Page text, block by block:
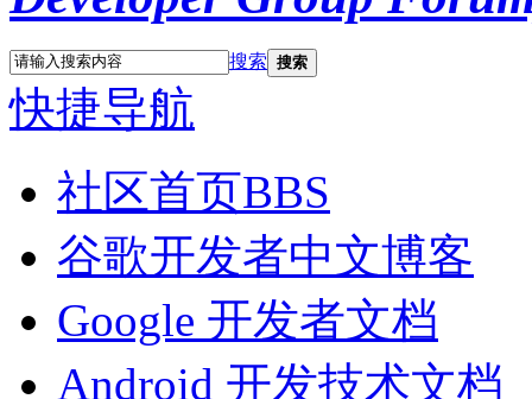
搜索 搜索
快捷导航
社区首页BBS
谷歌开发者中文博客
Google 开发者文档
Android 开发技术文档